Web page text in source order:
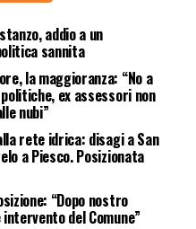
addio a un
sannita
la maggioranza: “No a
ex assessori non
nubi”
rete idrica: disagi a San
a Piesco. Posizionata
“Dopo nostro
del Comune”